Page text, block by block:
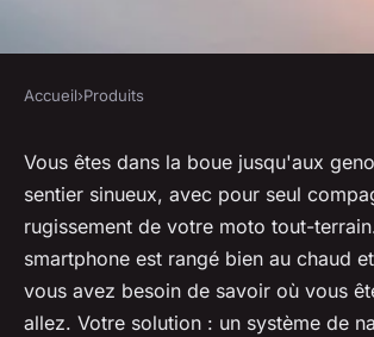
Comment choisir un
de navigation pour
tout-terrain?
Esteban•30 mai 2024• 7 min de lecture
Accueil›Produits
Vous êtes dans la boue jusqu'aux
sentier sinueux, avec pour seul
rugissement de votre moto tout-
smartphone est rangé bien au chaud
vous avez besoin de savoir où vous
allez. Votre solution : un système de